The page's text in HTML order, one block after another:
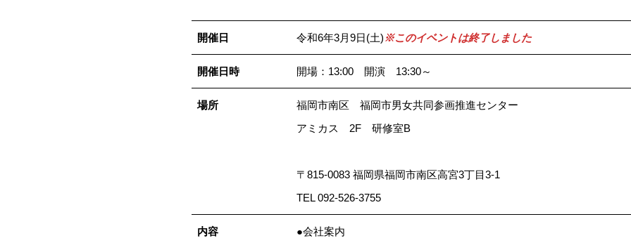
開催日 令和6年3月9日(土)※このイベントは終了しました
開催日時 開場：13:00 開演 13:30～
場所
福岡市南区 福岡市男女共同参画推進センター
アミカス 2F 研修室B
〒815-0083 福岡県福岡市南区高宮3丁目3-1
TEL 092-526-3755
内容
●会社案内